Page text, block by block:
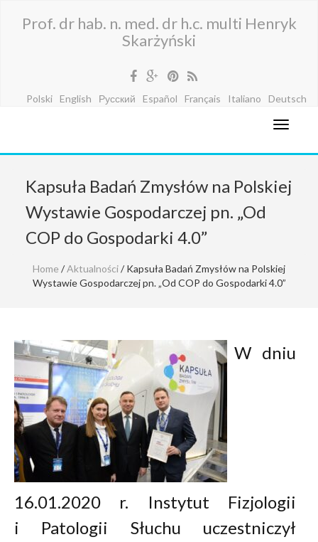
Prof. dr hab. n. med. dr h.c. multi Henryk
Skarżyński
Polski English Русский Español Français Italiano Deutsch
Kapsuła Badań Zmysłów na Polskiej
Wystawie Gospodarczej pn. „Od
COP do Gospodarki 4.0”
Home /Aktualności/ Kapsuła Badań Zmysłów na Polskiej
Wystawie Gospodarczej pn. „Od COP do Gospodarki 4.0”
W dniu
16.01.2020 r. Instytut Fizjologii
i Patologii Słuchu uczestniczył